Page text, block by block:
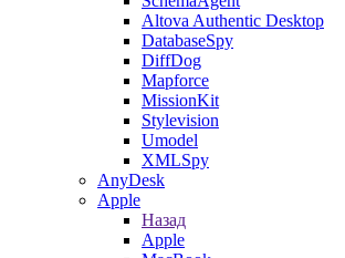
Altova Authentic Desktop
DatabaseSpy
DiffDog
Mapforce
MissionKit
Stylevision
Umodel
XMLSpy
AnyDesk
Apple
Назад
Apple